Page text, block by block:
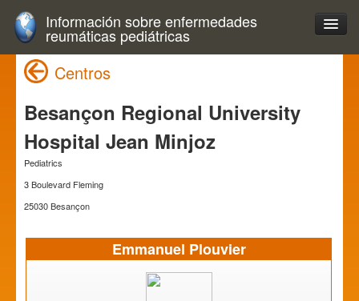
Información sobre enfermedades
reumáticas pediátricas
Centros
Besançon Regional University
Hospital Jean Minjoz
Pediatrics
3 Boulevard Fleming
25030 Besançon
Emmanuel Plouvier